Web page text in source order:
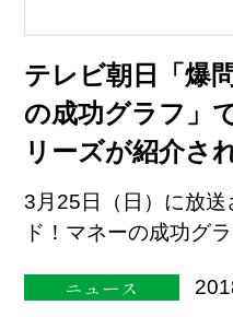
テレビ朝日「爆
の成功グラフ」
リーズが紹介さ
3月25日（日）に放
ド！マネーの成功グ
ニュース